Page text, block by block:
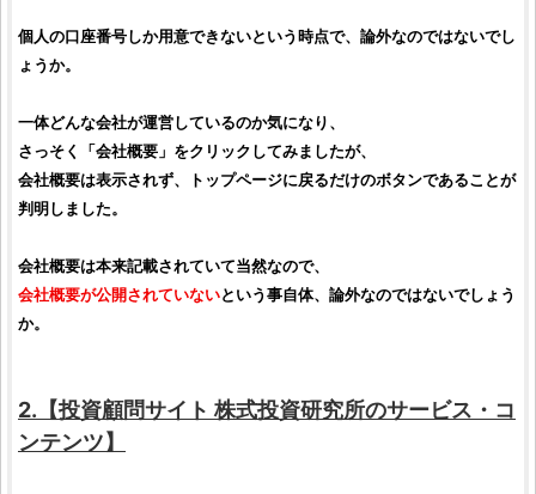
個人の口座番号しか用意できないという時点で、論外なのではないでし
ょうか。
一体どんな会社が運営しているのか気になり、
さっそく「会社概要」をクリックしてみましたが、
会社概要は表示されず、トップページに戻るだけのボタンであることが
判明しました。
会社概要は本来記載されていて当然なので、
会社概要が公開されていないという事自体、論外なのではないでしょう
か。
2.【投資顧問サイト 株式投資研究所のサービス・コ
ンテンツ】